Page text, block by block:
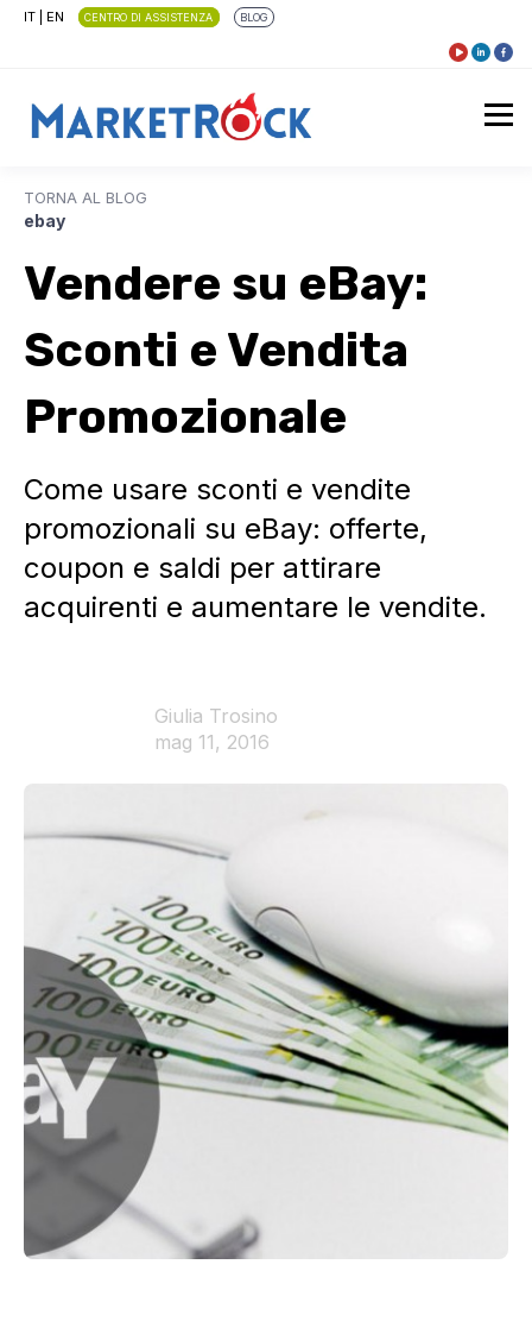
IT EN CENTRO DI ASSISTENZA BLOG
TORNA AL BLOG
ebay
Vendere su eBay:
Sconti e Vendita
Promozionale
Come usare sconti e vendite
promozionali su eBay: offerte,
coupon e saldi per attirare
acquirenti e aumentare le vendite.
Giulia Trosino
mag 11, 2016